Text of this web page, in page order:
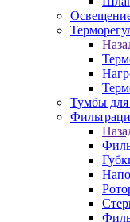
Тумбы для